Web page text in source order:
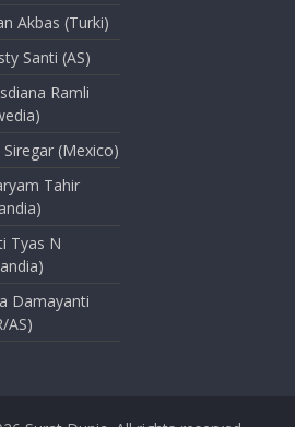
Akbas (Turki)
Santi (AS)
Ramli
Siregar (Mexico)
Tahir
Tyas N
Damayanti
AS)